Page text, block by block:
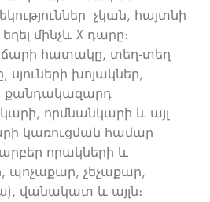
չկան, հայտնի
մինչև X դարը։
հատակը, տեղ-տեղ
խոյակներ,
քանդակազարդ
որմնանկարի և այլ
կառուցման համար
որակների և
պոչաքար, չեչաքար,
վանակատ և այլն։